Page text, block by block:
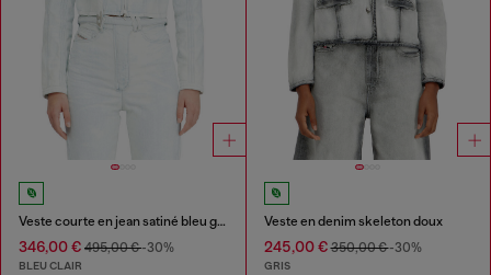
Veste courte en jean satiné bleu glacier
346,00 € 495,00 €-30%
BLEU CLAIR
Veste en denim skeleton doux
245,00 €350,00 €-30%
GRIS